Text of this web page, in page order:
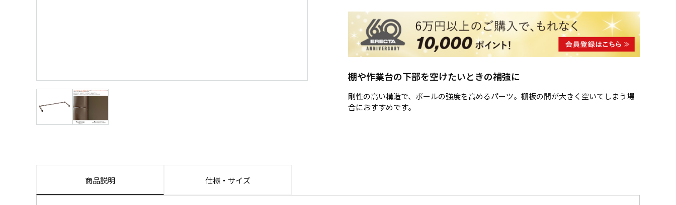
棚や作業台の下部を空けたいときの補強に
剛性の高い構造で、ポールの強度を高めるパーツ。棚板の間が大きく空いてしまう場
合におすすめです。
商品説明 仕様・サイズ